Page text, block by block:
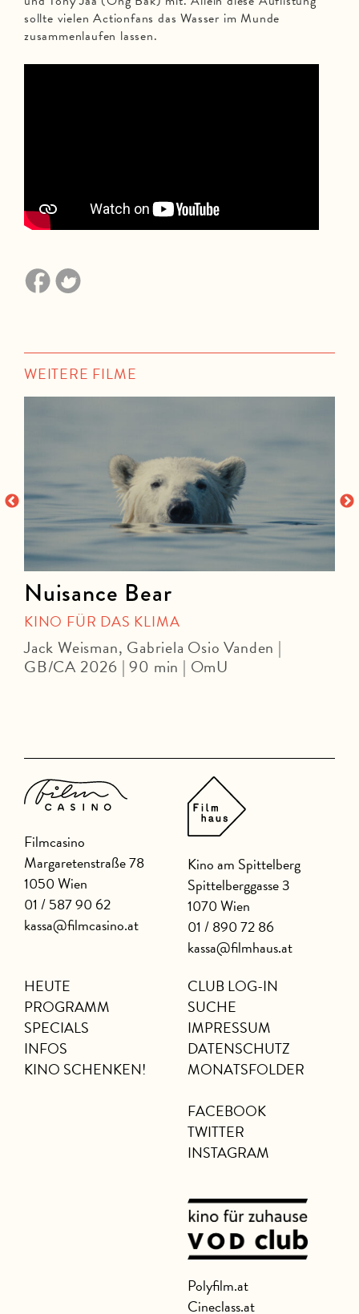
sollte vielen Actionfans das Wasser im Munde
zusammenlaufen lassen.
WEITERE FILME
Nuisance Bear
KINO FÜR DAS KLIMA
Jack Weisman, Gabriela Osio Vanden |
GB/CA 2026 | 90 min | OmU
Filmcasino
Margaretenstraße 78
1050 Wien
01 / 587 90 62
kassa@filmcasino.at
Kino am Spittelberg
Spittelberggasse 3
1070 Wien
01 / 890 72 86
kassa@filmhaus.at
HEUTE
PROGRAMM
SPECIALS
INFOS
KINO SCHENKEN!
CLUB LOG-IN
SUCHE
IMPRESSUM
DATENSCHUTZ
MONATSFOLDER
FACEBOOK
TWITTER
INSTAGRAM
Polyfilm.at
Cineclass.at